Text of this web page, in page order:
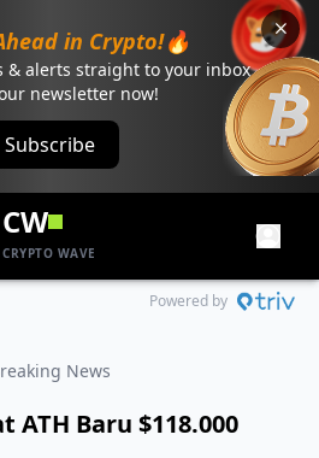
in Crypto!🔥
& alerts straight to your inbox
newsletter now!
Subscribe
CW
CRYPTO WAVE
Powered by
News
ATH Baru $118.000